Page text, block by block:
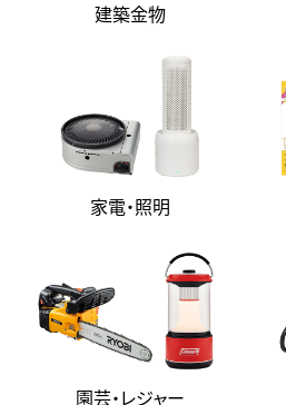
建築金物
家電・照明
園芸・レジャー